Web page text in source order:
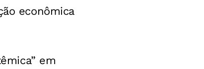
econômica
em